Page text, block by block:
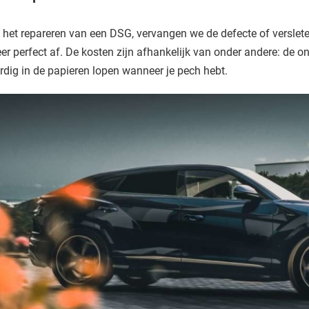
repareren van een DSG, vervangen we de defecte of
perfect af. De kosten zijn afhankelijk van onder andere: de
in de papieren lopen wanneer je pech hebt.